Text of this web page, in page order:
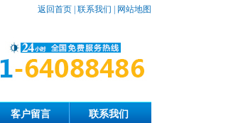
返回首页 联系我们 网站地图
客户留言 联系我们